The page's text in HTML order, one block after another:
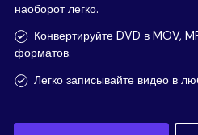
Покупка
Mac
UniConverter для Mac
AI функции
Больше инструментов
Блог
КУПИТЬ
наоборот легко.
Конвертируйте DVD в MOV,
форматов.
Легко записывайте видео в